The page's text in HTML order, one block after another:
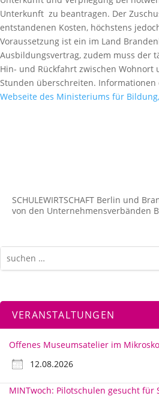
Unterkunft zu beantragen. Der
entstandenen Kosten, höchstens
Voraussetzung ist ein im Land
Ausbildungsvertrag, zudem muss der
Hin- und Rückfahrt zwischen Wohnort
Stunden überschreiten.
Webseite des Ministeriums für
SCHULEWIRTSCHAFT Berlin und
von den Unternehmens­verbänden
VERANSTALTUNGEN
Offenes Museumsatelier im
12.08.2026
MINTwoch: Pilotschulen gesucht für